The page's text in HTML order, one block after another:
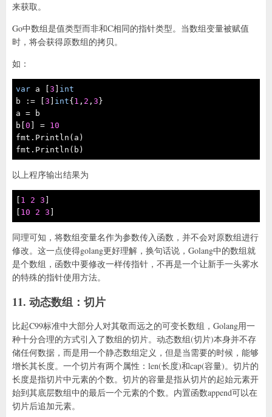
来获取。
Go中数组是值类型而非和C相同的指针类型。当数组变量被赋值
时，将会获得原数组的拷贝。
如：
var a [3
int
b := [3 int{ 1 , 2 ,3 }
a = b
b[0 ] = 10
fmt.Println(a)
fmt.Println(b)
以上程序输出结果为
1 2 3
10 2 3
同理可知，将数组变量名作为参数传入函数，并不会对原数组进行
修改。这一点使得golang更好理解，换句话说，Golang中的数组就
是个数组，函数中要修改一样传指针，不再是一个让新手一头雾水
的特殊的指针使用方法。
11. 动态数组：切片
比起C99标准中大部分人对其敬而远之的可变长数组，Golang用一
种十分合理的方式引入了数组的切片。动态数组(切片)本身并不存
储任何数据，而是用一个静态数组定义，但是当需要的时候，能够
增长其长度。一个切片有两个属性：len(长度)和cap(容量)。切片的
长度是指切片中元素的个数。切片的容量是指从切片的起始元素开
始到其底层数组中的最后一个元素的个数。内置函数append可以在
切片后追加元素。